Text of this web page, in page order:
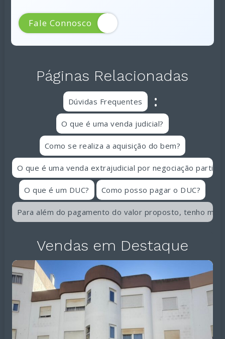
Fale Connosco
Páginas Relacionadas
Dúvidas Frequentes :
O que é uma venda judicial?
Como se realiza a aquisição do bem?
O que é uma venda extrajudicial por negociação
O que é um DUC? Como posso pagar o DUC?
Para além do pagamento do valor proposto, tenho
Vendas em Destaque